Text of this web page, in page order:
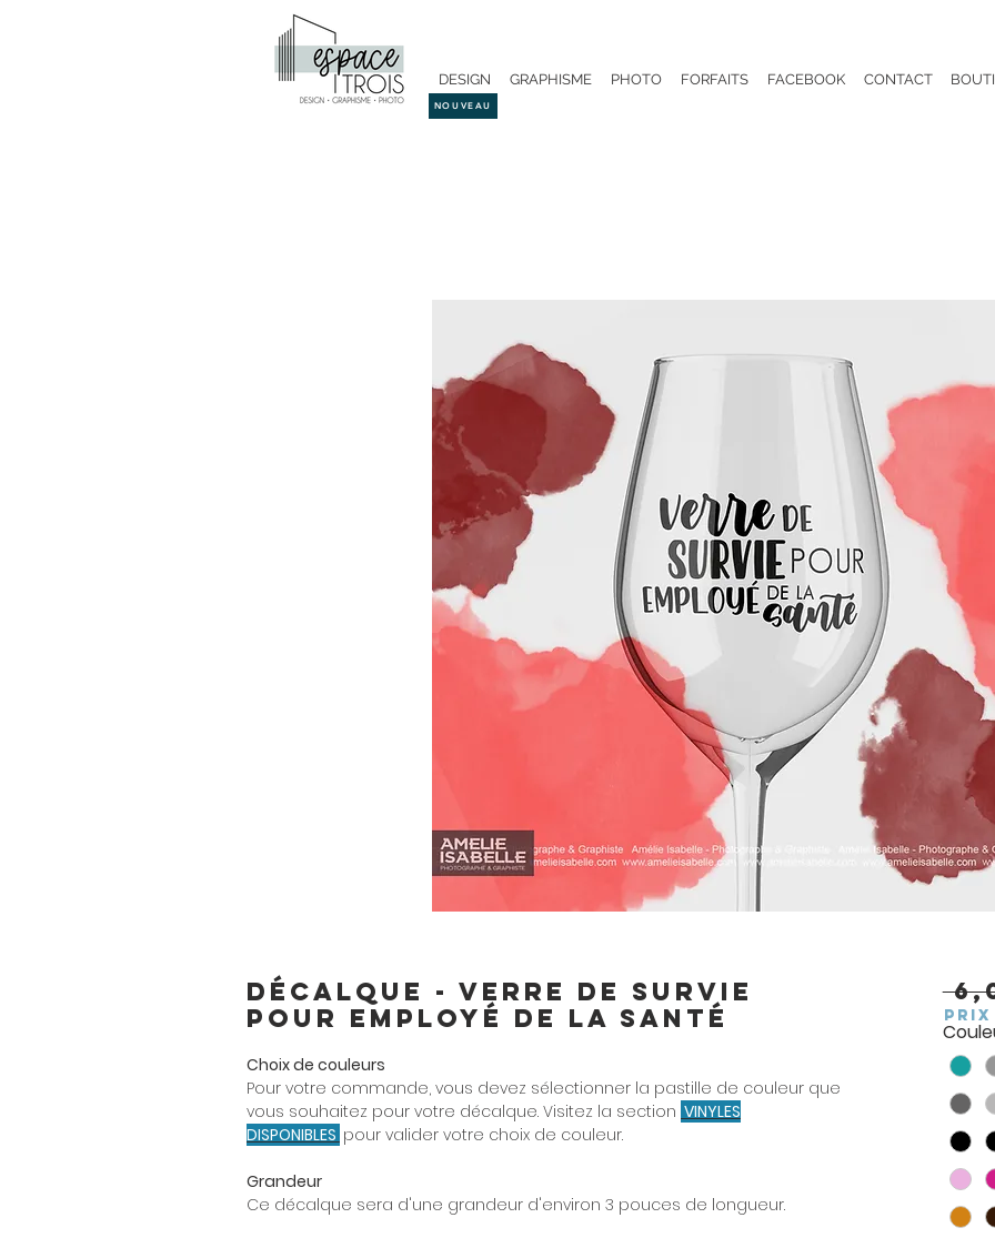
DESIGN GRAPHISME PHOTO FORFAITS FACEBOOK CONTACT
NOUVEAU
Décalque - Verre de survie
pour employé de la santé
Choix de couleurs
Pour votre commande, vous devez sélectionner la pastille de couleur que
vous souhaitez pour votre décalque. Visitez la section VINYLES
DISPONIBLES pour valider votre choix de couleur.
Grandeur
Ce décalque sera d'une grandeur d'environ 3 pouces de longueur.
PRIX